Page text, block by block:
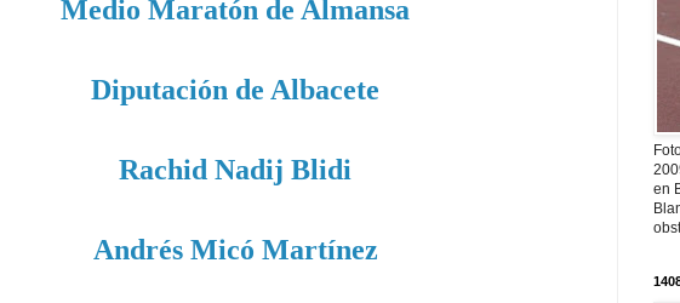
Medio Maratón de Almansa
Diputación de Albacete
Rachid Nadij Blidi
Andrés Micó Martínez
en